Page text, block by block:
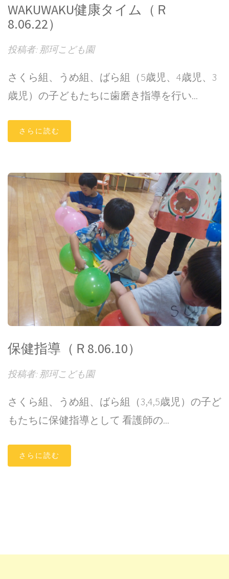
WAKUWAKU健康タイム（Ｒ
8.06.22）
投稿者: 那珂こども園
さくら組、うめ組、ばら組（5歳児、4歳児、3
歳児）の子どもたちに歯磨き指導を行い...
さらに読む
保健指導（Ｒ8.06.10）
投稿者: 那珂こども園
さくら組、うめ組、ばら組（3,4,5歳児）の子ど
もたちに保健指導として 看護師の...
さらに読む